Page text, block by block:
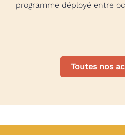
programme déployé entre
Toutes nos